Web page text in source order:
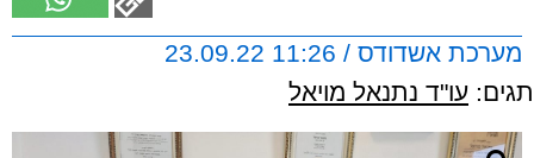
מערכת אשדודס / 11:26 23.09.22
תגים: עו"ד נתנאל מויאל